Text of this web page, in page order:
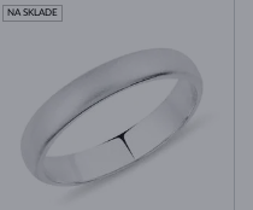
NA SKLADE